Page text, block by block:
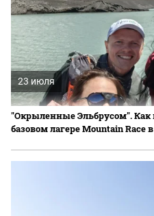
23 июля
"Окрыленные Эльбрусом".
базовом лагере Mountain Race